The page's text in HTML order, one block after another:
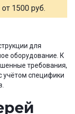
от 1500 руб.
для
оборудование. К
требования,
учётом специфики